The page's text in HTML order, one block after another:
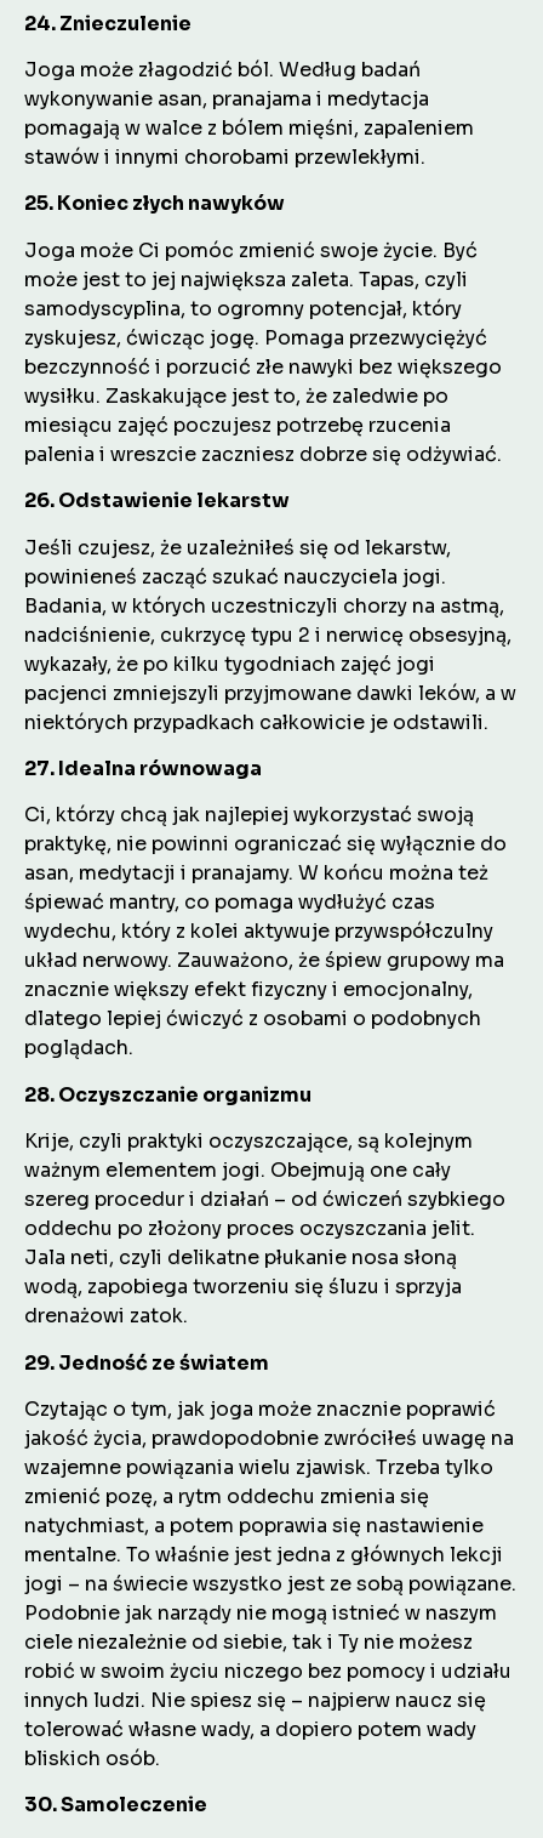
24. Znieczulenie
Joga może złagodzić ból. Według badań
wykonywanie asan, pranajama i medytacja
pomagają w walce z bólem mięśni, zapaleniem
stawów i innymi chorobami przewlekłymi.
25. Koniec złych nawyków
Joga może Ci pomóc zmienić swoje życie. Być
może jest to jej największa zaleta. Tapas, czyli
samodyscyplina, to ogromny potencjał, który
zyskujesz, ćwicząc jogę. Pomaga przezwyciężyć
bezczynność i porzucić złe nawyki bez większego
wysiłku. Zaskakujące jest to, że zaledwie po
miesiącu zajęć poczujesz potrzebę rzucenia
palenia i wreszcie zaczniesz dobrze się odżywiać.
26. Odstawienie lekarstw
Jeśli czujesz, że uzależniłeś się od lekarstw,
powinieneś zacząć szukać nauczyciela jogi.
Badania, w których uczestniczyli chorzy na astmą,
nadciśnienie, cukrzycę typu 2 i nerwicę obsesyjną,
wykazały, że po kilku tygodniach zajęć jogi
pacjenci zmniejszyli przyjmowane dawki leków, a w
niektórych przypadkach całkowicie je odstawili.
27. Idealna równowaga
Ci, którzy chcą jak najlepiej wykorzystać swoją
praktykę, nie powinni ograniczać się wyłącznie do
asan, medytacji i pranajamy. W końcu można też
śpiewać mantry, co pomaga wydłużyć czas
wydechu, który z kolei aktywuje przywspółczulny
układ nerwowy. Zauważono, że śpiew grupowy ma
znacznie większy efekt fizyczny i emocjonalny,
dlatego lepiej ćwiczyć z osobami o podobnych
poglądach.
28. Oczyszczanie organizmu
Krije, czyli praktyki oczyszczające, są kolejnym
ważnym elementem jogi. Obejmują one cały
szereg procedur i działań – od ćwiczeń szybkiego
oddechu po złożony proces oczyszczania jelit.
Jala neti, czyli delikatne płukanie nosa słoną
wodą, zapobiega tworzeniu się śluzu i sprzyja
drenażowi zatok.
29. Jedność ze światem
Czytając o tym, jak joga może znacznie poprawić
jakość życia, prawdopodobnie zwróciłeś uwagę na
wzajemne powiązania wielu zjawisk. Trzeba tylko
zmienić pozę, a rytm oddechu zmienia się
natychmiast, a potem poprawia się nastawienie
mentalne. To właśnie jest jedna z głównych lekcji
jogi – na świecie wszystko jest ze sobą powiązane.
Podobnie jak narządy nie mogą istnieć w naszym
ciele niezależnie od siebie, tak i Ty nie możesz
robić w swoim życiu niczego bez pomocy i udziału
innych ludzi. Nie spiesz się – najpierw naucz się
tolerować własne wady, a dopiero potem wady
bliskich osób.
30. Samoleczenie